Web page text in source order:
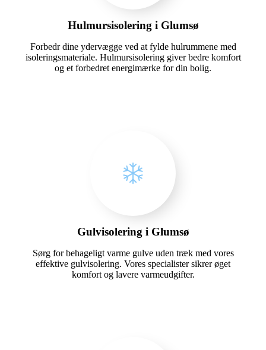
Hulmursisolering i Glumsø
Forbedr dine ydervægge ved at fylde hulrummene med
isoleringsmateriale. Hulmursisolering giver bedre komfort
og et forbedret energimærke for din bolig.
Gulvisolering i Glumsø
Sørg for behageligt varme gulve uden træk med vores
effektive gulvisolering. Vores specialister sikrer øget
komfort og lavere varmeudgifter.